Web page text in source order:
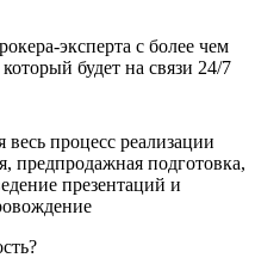
эксперта с более чем
будет на связи 24/7
процесс реализации
предпродажная подготовка,
презентаций и